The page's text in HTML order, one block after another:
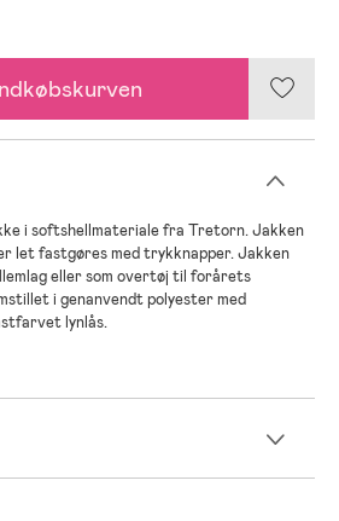
i softshellmateriale fra Tretorn. Jakken
let fastgøres med trykknapper. Jakken
eller som overtøj til forårets
i genanvendt polyester med
lynlås.